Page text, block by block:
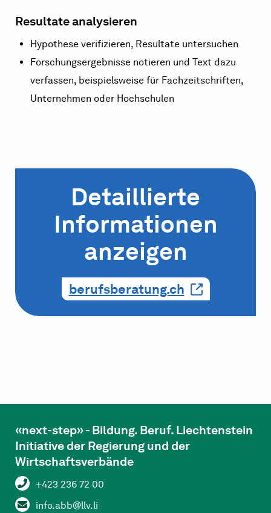
Resultate analysieren
Hypothese verifizieren, Resultate untersuchen
Forschungsergebnisse notieren und Text dazu
verfassen, beispielsweise für Fachzeitschriften,
Unternehmen oder Hochschulen
Detaillierte
Informationen
anzeigen
berufsberatung.ch
«next-step» - Bildung. Beruf. Liechtenstein
Initiative der Regierung und der
Wirtschaftsverbände
+423 236 72 00
info.abb@llv.li